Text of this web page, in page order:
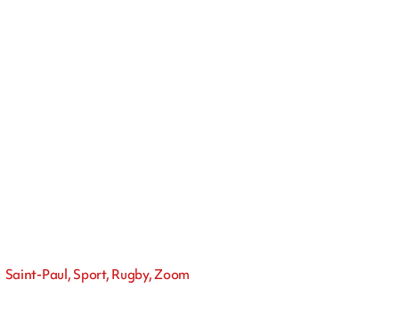
Saint-Paul, Sport, Rugby, Zoom